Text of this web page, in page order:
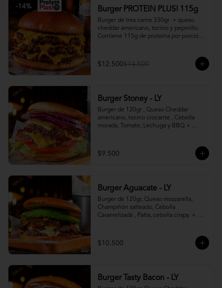
-14% Burger PROTEIN PLUS! 115g
Burger de tres carne 330gr  + queso
cheddar americano, tocino y pepinillo.
Contiene 115g de proteína por porción.
$12.500$14.500
Burger Stoney - LY
Burger de 120gr , Queso Cheddar
americano, tocino crocante , Cebolla
morada, Tomate, Lechuga y BBQ +
$9.500
Burger Aguacate - LY
Burger de 120gr, Queso mozzarella,
Champiñón salteado, Cebolla
Caramelizada , Palta, cebolla crispy. +
$10.500
Burger Tasty Bacon - LY